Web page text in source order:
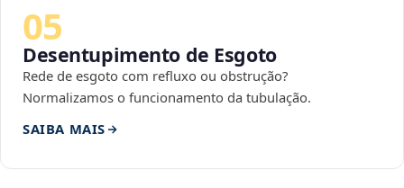
05
Desentupimento de Esgoto
Rede de esgoto com refluxo ou obstrução?
Normalizamos o funcionamento da tubulação.
SAIBA MAIS